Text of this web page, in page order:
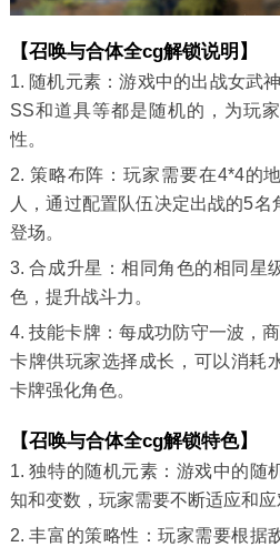
【召唤与合体全cg解锁说明】
1. 随机元素：游戏中的出战女武
SS和道具等都是随机的，为玩
性。
2. 策略布阵：玩家需要在4*4的
人，通过配置队伍决定出战的5
登场。
3. 合成升星：相同角色的相同星
色，提升战斗力。
4. 技能卡牌：每成功防守一波，
卡牌供玩家选择成长，可以消耗
卡牌强化角色。
【召唤与合体全cg解锁特色】
1. 独特的随机元素：游戏中的随
知和变数，玩家需要不断适应和应
2. 丰富的策略性：玩家需要根据